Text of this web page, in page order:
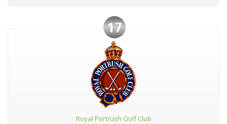
17
Royal Portrush Golf Club